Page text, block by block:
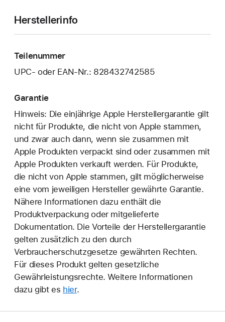
Herstellerinfo
Teilenummer
UPC- oder EAN-Nr.: 828432742585
Garantie
Hinweis: Die einjährige Apple Herstellergarantie gilt
nicht für Produkte, die nicht von Apple stammen,
und zwar auch dann, wenn sie zusammen mit
Apple Produkten verpackt sind oder zusammen mit
Apple Produkten verkauft werden. Für Produkte,
die nicht von Apple stammen, gilt möglicherweise
eine vom jeweiligen Hersteller gewährte Garantie.
Nähere Informationen dazu enthält die
Produktverpackung oder mitgelieferte
Dokumentation. Die Vorteile der Herstellergarantie
gelten zusätzlich zu den durch
Verbraucherschutzgesetze gewährten Rechten.
Für dieses Produkt gelten gesetzliche
Gewährleistungsrechte. Weitere Informationen
dazu gibt es hier.